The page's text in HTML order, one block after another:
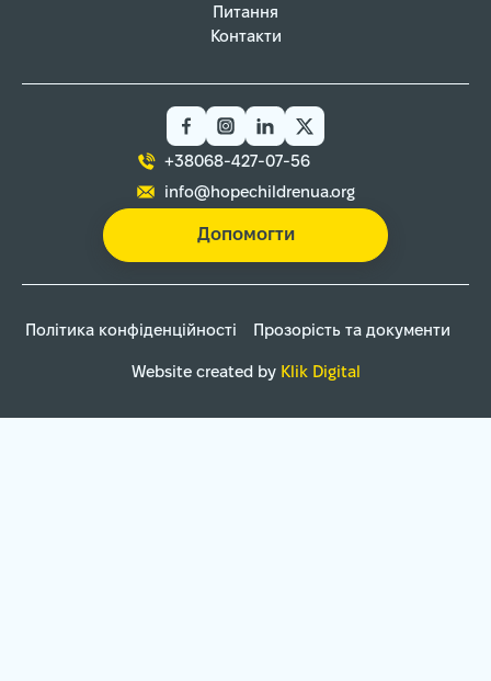
Питання
Контакти
+38068-427-07-56
info@hopechildrenua.org
Допомогти
Політика конфіденційності Прозорість та документи
Website created by Klik Digital